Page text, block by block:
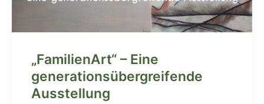
„FamilienArt“ – Eine
generationsübergreifende
Ausstellung